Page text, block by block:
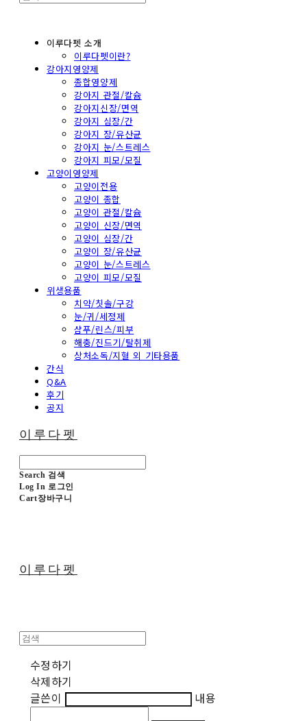
이루다펫 소개
이루다펫이란?
강아지영양제
종합영양제
강아지 관절/칼슘
강아지신장/면역
강아지 심장/간
강아지 장/유산균
강아지 눈/스트레스
강아지 피모/모질
고양이영양제
고양이전용
고양이 종합
고양이 관절/칼슘
고양이 신장/면역
고양이 심장/간
고양이 장/유산균
고양이 눈/스트레스
고양이 피모/모질
위생용품
치약/칫솔/구강
눈/귀/세정제
샴푸/린스/피부
해충/진드기/탈취제
상처소독/지혈 외 기타용품
간식
Q&A
후기
공지
이루다펫
Search 검색
Log In 로그인
Cart장바구니
이루다펫
수정하기
삭제하기
글쓴이
내용